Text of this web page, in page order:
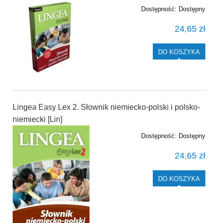
Dostępność: Dostępny
24,65 zł
DO KOSZYKA
Lingea Easy Lex 2. Słownik niemiecko-polski i polsko-
niemiecki [Lin]
Dostępność: Dostępny
24,65 zł
DO KOSZYKA